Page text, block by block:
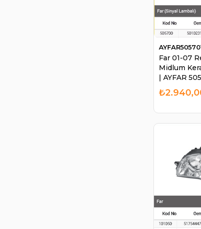
Far 01-07
Midlum
| AYFAR